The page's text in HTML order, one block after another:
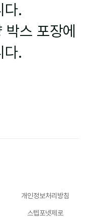
다.
스 포장에
다.
개인정보처리방침
스텝포넷제로